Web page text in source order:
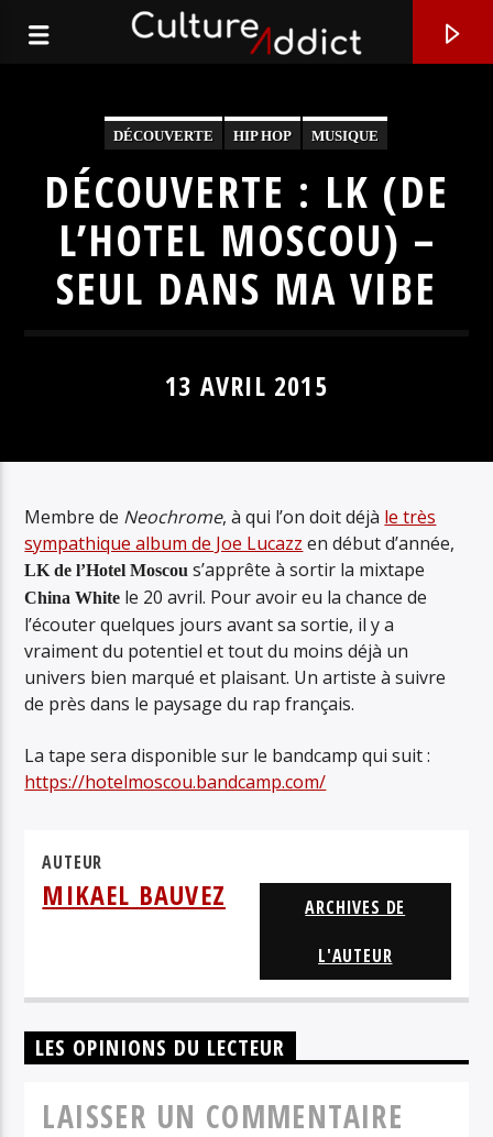
FRIENDLY YOURS
DÉCOUVERTE HIP HOP MUSIQUE
DÉCOUVERTE : LK (DE
L’HOTEL MOSCOU) –
SEUL DANS MA VIBE
13 AVRIL 2015
Membre de Neochrome, à qui l’on doit déjà le très
sympathique album de Joe Lucazz en début d’année,
LK de l’Hotel Moscou s’apprête à sortir la mixtape
China White le 20 avril. Pour avoir eu la chance de
l’écouter quelques jours avant sa sortie, il y a
vraiment du potentiel et tout du moins déjà un
univers bien marqué et plaisant. Un artiste à suivre
de près dans le paysage du rap français.
La tape sera disponible sur le bandcamp qui suit :
https://hotelmoscou.bandcamp.com/
AUTEUR
MIKAEL BAUVEZ
ARCHIVES DE
L'AUTEUR
LES OPINIONS DU LECTEUR
LAISSER UN COMMENTAIRE